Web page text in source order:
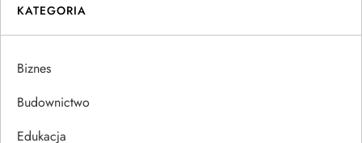
g
a
c
KATEGORIA
Biznes
Budownictwo
Edukacja